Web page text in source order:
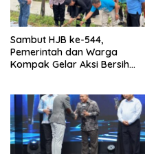
Sambut HJB ke-544,
Pemerintah dan Warga
Kompak Gelar Aksi Bersih